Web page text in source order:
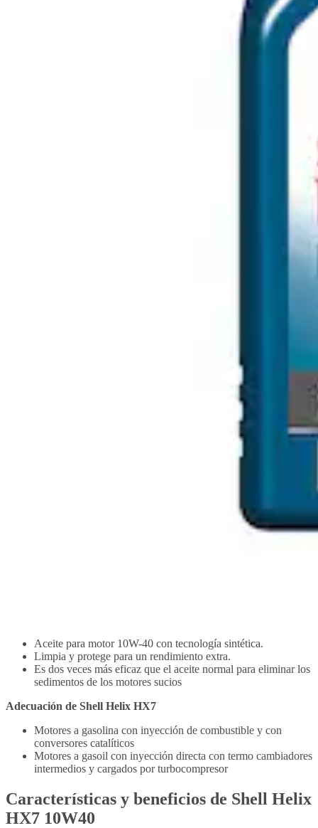
Aceite para motor 10W-40 con tecnología sintética.
Limpia y protege para un rendimiento extra.
Es dos veces más eficaz que el aceite normal para eliminar los
sedimentos de los motores sucios
Adecuación de Shell Helix HX7
Motores a gasolina con inyección de combustible y con
conversores catalíticos
Motores a gasoil con inyección directa con termo cambiadores
intermedios y cargados por turbocompresor
Características y beneficios de Shell Helix
HX7 10W40